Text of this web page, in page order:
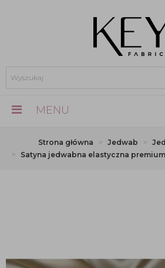
MENU
Strona główna Jedwab
Satyna jedwabna elastyczna